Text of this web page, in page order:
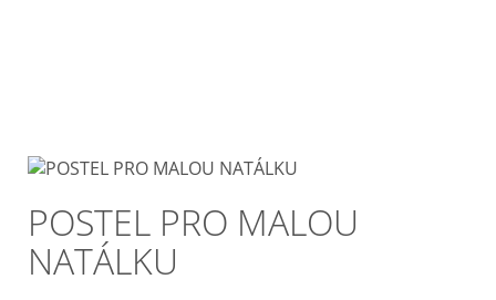
POSTEL PRO MALOU
NATÁLKU